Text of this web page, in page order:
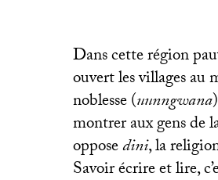
Dans cette région
ouvert les villages
noblesse (uunngwana
montrer aux gens de
opposedini, la
Savoir écrire et lire,